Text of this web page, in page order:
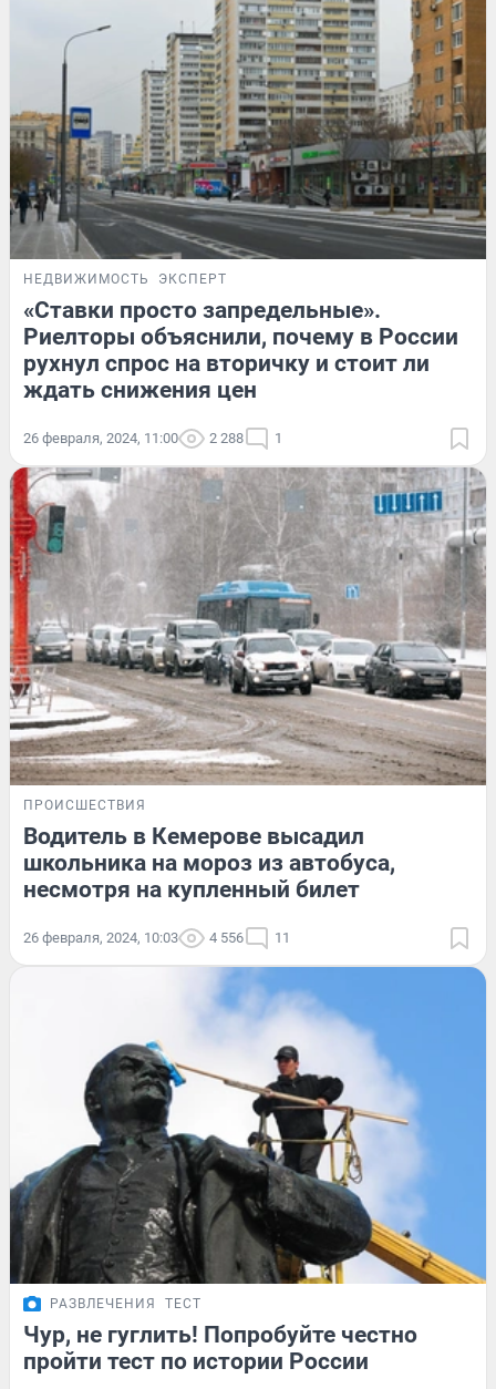
НЕДВИЖИМОСТЬ ЭКСПЕРТ
«Ставки просто запредельные».
Риелторы объяснили, почему в России
рухнул спрос на вторичку и стоит ли
ждать снижения цен
26 февраля, 2024, 11:00 2 288 1
ПРОИСШЕСТВИЯ
Водитель в Кемерове высадил
школьника на мороз из автобуса,
несмотря на купленный билет
26 февраля, 2024, 10:03 4 556 11
РАЗВЛЕЧЕНИЯ ТЕСТ
Чур, не гуглить! Попробуйте честно
пройти тест по истории России